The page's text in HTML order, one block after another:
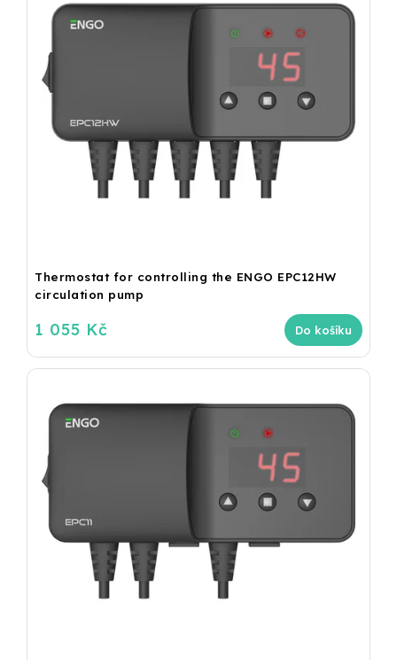
Thermostat for controlling the ENGO EPC12HW
circulation pump
1 055 Kč Do košíku